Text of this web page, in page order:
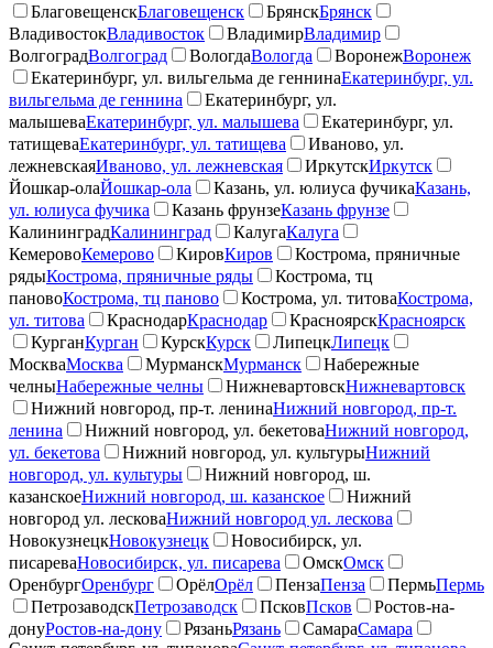
БлаговещенскБлаговещенск БрянскБрянск
ВладивостокВладивосток ВладимирВладимир
ВолгоградВолгоград ВологдаВологда ВоронежВоронеж
Екатеринбург, ул. вильгельма де геннинаЕкатеринбург, ул.
вильгельма де геннина
Екатеринбург, ул.
малышеваЕкатеринбург, ул. малышева
Екатеринбург, ул.
татищеваЕкатеринбург, ул. татищева
Иваново, ул.
лежневскаяИваново, ул. лежневская ИркутскИркутск
Йошкар-олаЙошкар-ола Казань, ул. юлиуса фучикаКазань,
ул. юлиуса фучика
Казань фрунзеКазань фрунзе
КалининградКалининград КалугаКалуга
КемеровоКемерово КировКиров
Кострома, пряничные
рядыКострома, пряничные ряды
Кострома, тц
пановоКострома, тц паново Кострома, ул. титоваКострома,
ул. титова
КраснодарКраснодар КрасноярскКрасноярск
КурганКурган КурскКурск ЛипецкЛипецк
МоскваМосква МурманскМурманск
Набережные
челныНабережные челны НижневартовскНижневартовск
Нижний новгород, пр-т. ленинаНижний новгород, пр-т.
ленина
Нижний новгород, ул. бекетоваНижний новгород,
ул. бекетова
Нижний новгород, ул. культурыНижний
новгород, ул. культуры
Нижний новгород, ш.
казанскоеНижний новгород, ш. казанское
Нижний
новгород ул. лесковаНижний новгород ул. лескова
НовокузнецкНовокузнецк
Новосибирск, ул.
писареваНовосибирск, ул. писарева ОмскОмск
ОренбургОренбург ОрёлОрёл ПензаПенза ПермьПермь
ПетрозаводскПетрозаводск ПсковПсков
Ростов-на-
донуРостов-на-дону РязаньРязань СамараСамара